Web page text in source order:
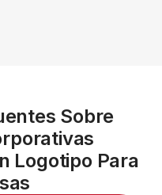
Sobre
Logotipo Para